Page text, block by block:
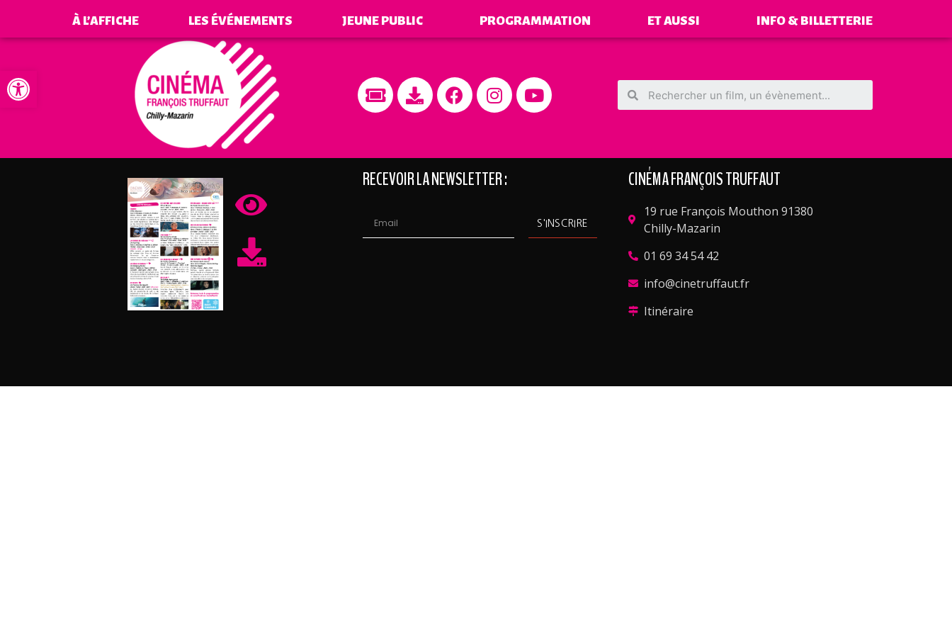
Ouvrir la barre d’outils
À L’AFFICHE LES ÉVÉNEMENTS JEUNE PUBLIC PROGRAMMATION ET AUSSI INFO & BILLETTERIE
RECEVOIR LA NEWSLETTER :
S'INSCRIRE
CINÉMA FRANÇOIS TRUFFAUT
19 rue François Mouthon 91380
Chilly-Mazarin
01 69 34 54 42
info@cinetruffaut.fr
Itinéraire